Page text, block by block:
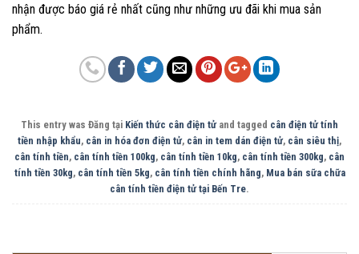
nhận được báo giá rẻ nhất cũng như những ưu đãi khi mua sản
phẩm.
This entry was Đăng tại Kiến thức cân điện tửand tagged cân điện tử tính
tiền nhập khẩu, cân in hóa đơn điện tử, cân in tem dán điện tử, cân siêu thị,
cân tính tiền, cân tính tiền 100kg, cân tính tiền 10kg, cân tính tiền 300kg, cân
tính tiền 30kg, cân tính tiền 5kg, cân tính tiền chính hãng, Mua bán sữa chữa
cân tính tiền điện tử tại Bến Tre.